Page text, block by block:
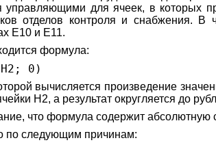
управляющими для ячеек, в которых
отделов контроля и снабжения. В
Е10 и Е11.
формула:
H2; 0 )
вычисляется произведение
Н2, а результат округляется до
что формула содержит абсолютную
по следующим причинам: